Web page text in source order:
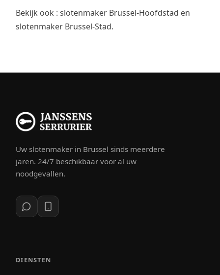
Bekijk ook : slotenmaker Brussel-Hoofdstad en
slotenmaker Brussel-Stad.
Uw slotenmaker in Brussel sinds meerdere
jaren. 24/7 beschikbaar voor al uw
noodgevallen.
DIENSTEN